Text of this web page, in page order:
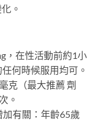
。
，在性活動前約1小
何時候服用均可。
克（最大推薦 劑
。
有關：年齡65歲